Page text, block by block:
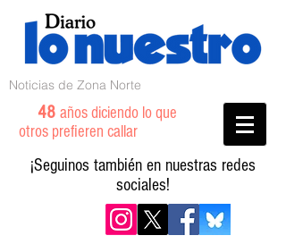
Noticias de Zona Norte
48 años diciendo lo que
otros prefieren callar
¡Seguinos también en nuestras redes
sociales!